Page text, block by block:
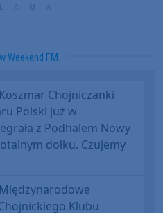
w Weekend FM
Koszmar Chojniczanki
Polski już w
z Podhalem Nowy
dołku. Czujemy
Międzynarodowe
Klubu